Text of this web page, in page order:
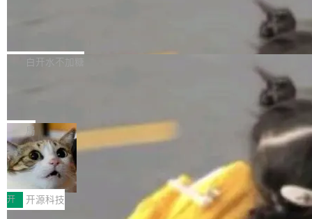
高质量游戏...
式2.0，可根据不同使用场景释放处理器潜力，
过 1528 名开发者，85% 说 AI 把瓶颈从写代码
数据库，有一个图形后端。作为一个原生的 Gra
布，具体更新内容包括： feat(zero)：Zero 现
支持 --security superflag（token=...;whitelist
=...），与 Alpha 版本的格式一致，并据此对其
管理 HTTP 端点进行授权。 <blockquote> <p>
<span><strong>警告：</strong>&nbsp;Zero
的 admin ...
白开水不加糖
块钱的玩意儿——一根小竹签，一个竹筒，一头
系着涂了松香的线。甩起来，竹膜震动，发出“哇
——哇”的蝉鸣声。实物越来越难找了，有开发者
把它做成了 Web 玩具，放在 zhuzhiliao.imsai.c
c 上，并在 GitHub 开源。 玩法很简单：按住屏
幕画圈，或者直接甩手机。页面会实时显示转速
局
30倍效率升级：解锁医学影像数据要素
价值化的真实路径
完成一例腹部CT影像标注，张医生过去需要约1
20个小时。他必须在数百张连续影像上，一笔一
笔勾画边界，一层一层识别肌肉组织。如今，使
开 开源科技